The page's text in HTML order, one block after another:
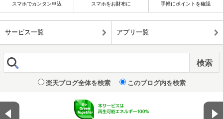
スマホでカンタン申込 スマホをお財布に 手軽にポイントを確認
サービス一覧 アプリ一覧
楽天ブログ全体を検索 このブログ内を検索